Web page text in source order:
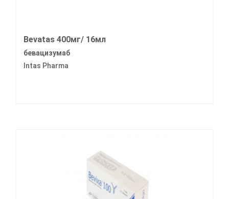
Bevatas 400мг/ 16мл
бевацизумаб
Intas Pharma